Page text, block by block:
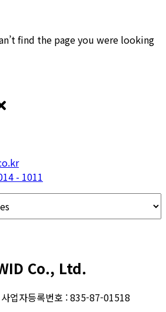
find the page you were looking
- 1011
Co., Ltd.
업자등록번호 : 835-87-01518